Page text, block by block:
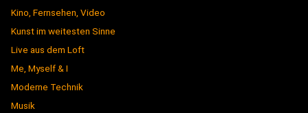
Kino, Fernsehen, Video
Kunst im weitesten Sinne
Live aus dem Loft
Me, Myself & I
Moderne Technik
Musik